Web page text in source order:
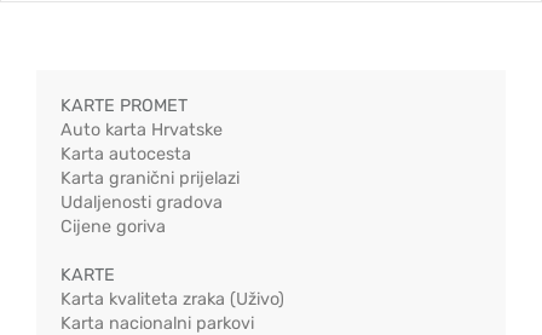
KARTE PROMET
Auto karta Hrvatske
Karta autocesta
Karta granični prijelazi
Udaljenosti gradova
Cijene goriva
KARTE
Karta kvaliteta zraka (Uživo)
Karta nacionalni parkovi